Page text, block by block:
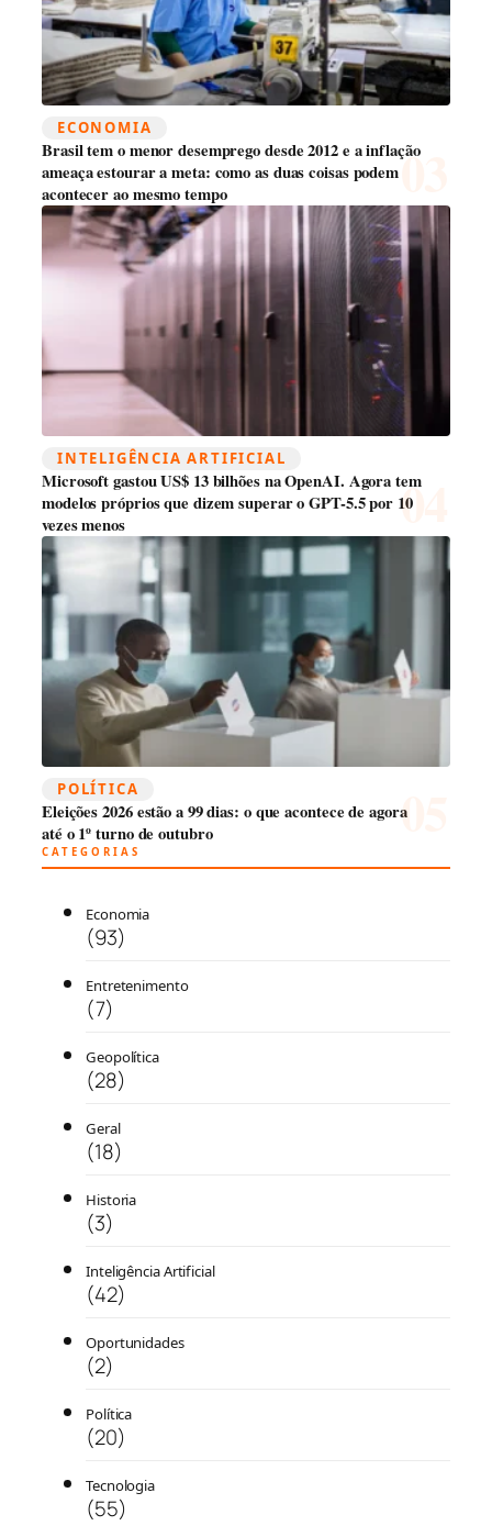
ECONOMIA
Brasil tem o menor desemprego desde 2012 e a inflação
ameaça estourar a meta: como as duas coisas podem
acontecer ao mesmo tempo
INTELIGÊNCIA ARTIFICIAL
Microsoft gastou US$ 13 bilhões na OpenAI. Agora tem
modelos próprios que dizem superar o GPT-5.5 por 10
vezes menos
POLÍTICA
Eleições 2026 estão a 99 dias: o que acontece de agora
até o 1º turno de outubro
CATEGORIAS
Economia
(93)
Entretenimento
(7)
Geopolítica
(28)
Geral
(18)
Historia
(3)
Inteligência Artificial
(42)
Oportunidades
(2)
Política
(20)
Tecnologia
(55)